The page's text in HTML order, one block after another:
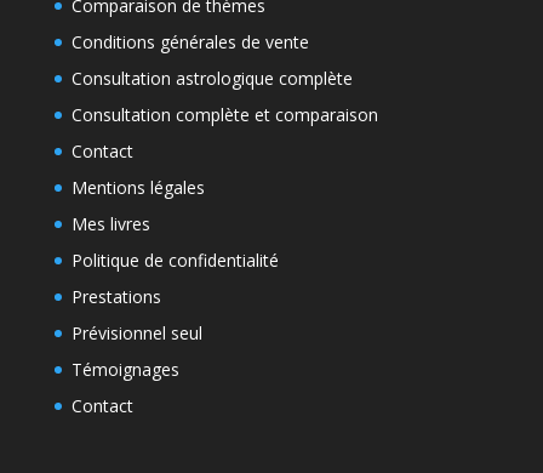
Comparaison de thèmes
Conditions générales de vente
Consultation astrologique complète
Consultation complète et comparaison
Contact
Mentions légales
Mes livres
Politique de confidentialité
Prestations
Prévisionnel seul
Témoignages
Contact